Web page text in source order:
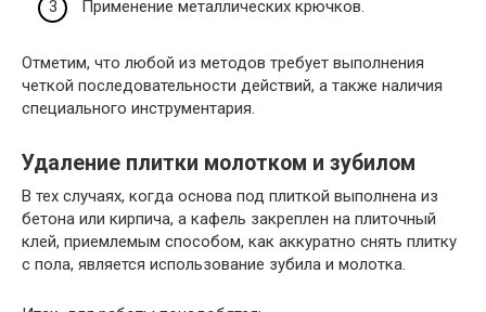
Применение металлических крючков.
Отметим, что любой из методов требует выполнения
четкой последовательности действий, а также наличия
специального инструментария.
Удаление плитки молотком и зубилом
В тех случаях, когда основа под плиткой выполнена из
бетона или кирпича, а кафель закреплен на плиточный
клей, приемлемым способом, как аккуратно снять плитку
с пола, является использование зубила и молотка.